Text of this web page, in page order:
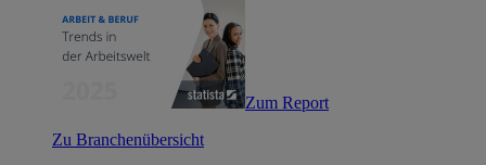
Zum Report
Zu Branchenübersicht